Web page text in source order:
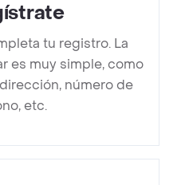
tu registro. La
es muy simple, como
número de
etc.